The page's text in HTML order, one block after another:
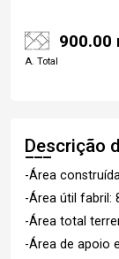
900.00
A. Total
Descrição
-Área
-Área útil fabril:
-Área total
-Área de apoio